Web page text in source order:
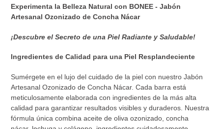
producto
tu
carrito
de
Experimenta la Belleza Natural con BONEE - Jabón
Artesanal Ozonizado de Concha Nácar
¡Descubre el Secreto de una Piel Radiante y Saludable!
Ingredientes de Calidad para una Piel Resplandeciente
Sumérgete en el lujo del cuidado de la piel con nuestro Jabón
Artesanal Ozonizado de Concha Nácar. Cada barra está
meticulosamente elaborada con ingredientes de la más alta
calidad para garantizar resultados visibles y duraderos. Nuestra
fórmula única combina aceite de oliva ozonizado, concha